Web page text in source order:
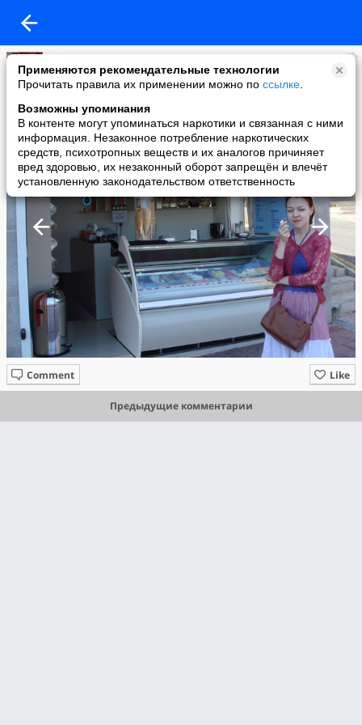
Применяются рекомендательные технологии
Прочитать правила их применении можно по ссылке
Возможны упоминания
В контенте могут упоминаться наркотики и связанная с ними
информация. Незаконное потребление наркотических
средств, психотропных веществ и их аналогов причиняет
вред здоровью, их незаконный оборот запрещён и влечёт
установленную законодательством ответственность
Djim
added a photo
31 May в 02:15
Like
Comment
Предыдущие комментарии